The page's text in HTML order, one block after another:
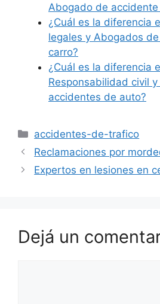
Abogado de
¿Cuál es la diferencia
legales y Abogados
carro?
¿Cuál es la diferencia
Responsabilidad civil
accidentes de auto?
Categorías
accidentes-de-trafico
Reclamaciones por
Expertos en lesiones en
Dejá un